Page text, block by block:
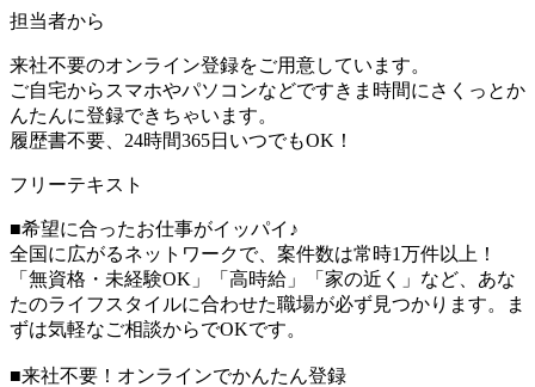
担当者から
来社不要のオンライン登録をご用意しています。
ご自宅からスマホやパソコンなどですきま時間にさくっとか
んたんに登録できちゃいます。
履歴書不要、24時間365日いつでもOK！
フリーテキスト
■希望に合ったお仕事がイッパイ♪
全国に広がるネットワークで、案件数は常時1万件以上！
「無資格・未経験OK」「高時給」「家の近く」など、あな
たのライフスタイルに合わせた職場が必ず見つかります。ま
ずは気軽なご相談からでOKです。
■来社不要！オンラインでかんたん登録